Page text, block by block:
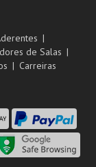
de Salas
Carreiras